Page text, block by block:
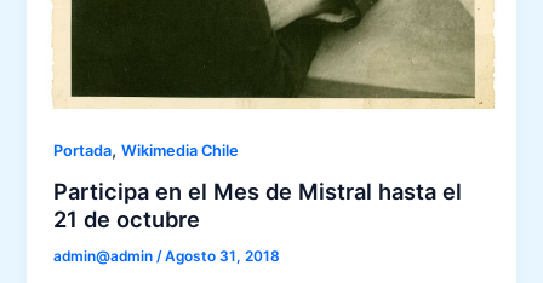
Portada,Wikimedia Chile
Participa en el Mes de Mistral hasta el
21 de octubre
admin@admin/Agosto 31, 2018